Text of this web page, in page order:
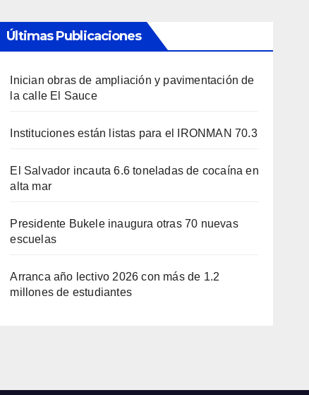
Últimas Publicaciones
Inician obras de ampliación y pavimentación de
la calle El Sauce
Instituciones están listas para el IRONMAN 70.3
El Salvador incauta 6.6 toneladas de cocaína en
alta mar
Presidente Bukele inaugura otras 70 nuevas
escuelas
Arranca año lectivo 2026 con más de 1.2
millones de estudiantes